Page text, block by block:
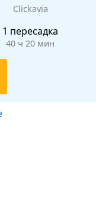
Clickavia
1 пересадка
40 ч 20 мин